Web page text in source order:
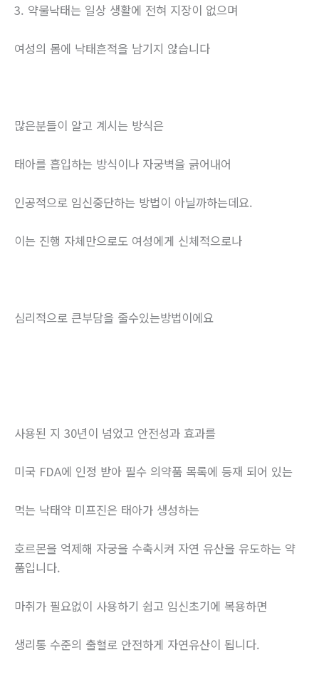
3. 약물낙태는 일상 생활에 전혀 지장이 없으며
여성의 몸에 낙태흔적을 남기지 않습니다
많은분들이 알고 계시는 방식은
태아를 흡입하는 방식이나 자궁벽을 긁어내어
인공적으로 임신중단하는 방법이 아닐까하는데요.
이는 진행 자체만으로도 여성에게 신체적으로나
심리적으로 큰부담을 줄수있는방법이에요
사용된 지 30년이 넘었고 안전성과 효과를
미국 FDA에 인정 받아 필수 의약품 목록에 등재 되어 있는
먹는 낙태약 미프진은 태아가 생성하는
호르몬을 억제해 자궁을 수축시켜 자연 유산을 유도하는 약
품입니다.
마취가 필요없이 사용하기 쉽고 임신초기에 복용하면
생리통 수준의 출혈로 안전하게 자연유산이 됩니다.